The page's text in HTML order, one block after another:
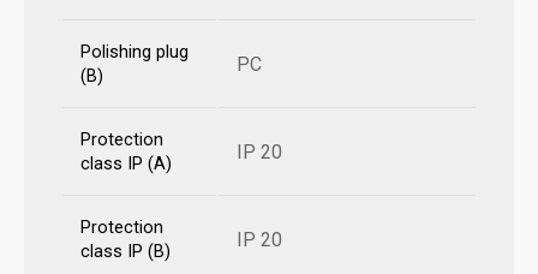
Polishing plug
(B)
PC
Protection
class IP (A)
IP 20
Protection
class IP (B)
IP 20